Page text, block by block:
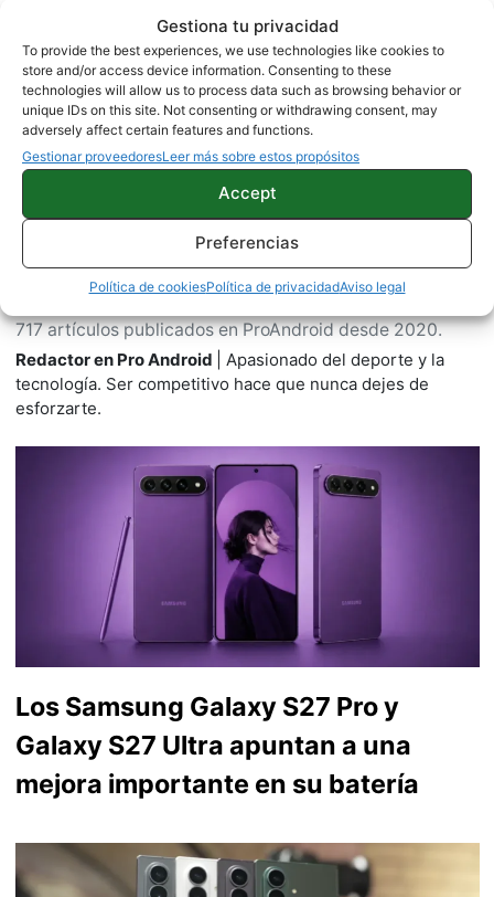
Gestiona tu privacidad
To provide the best experiences, we use technologies like cookies to
store and/or access device information. Consenting to these
technologies will allow us to process data such as browsing behavior or
unique IDs on this site. Not consenting or withdrawing consent, may
adversely affect certain features and functions.
Gestionar proveedoresLeer más sobre estos propósitos
Accept
Preferencias
Política de cookiesPolítica de privacidadAviso legal
Sobre este autor
Miguel
717 artículos publicados en ProAndroid desde 2020.
Redactor en Pro Android
| Apasionado del deporte y la
tecnología. Ser competitivo hace que nunca dejes de
esforzarte.
Los Samsung Galaxy S27 Pro y
Galaxy S27 Ultra apuntan a una
mejora importante en su batería